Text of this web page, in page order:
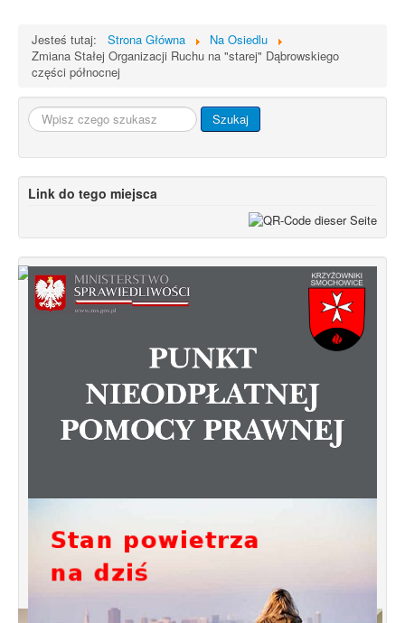
Od 1 stycznia 2023 roku zmiany w
funkcjonowaniu linii autobusowych
kursujących na Krzyżowniki-Smochowice
Jesteś tutaj: Strona Główna
Na Osiedlu
Zmiana Stałej Organizacji Ruchu na "starej" Dąbrowskiego
części północnej
Szukaj... Szukaj
Link do tego miejsca